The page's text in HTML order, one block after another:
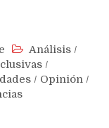
Análisis /
/
/ Opinión /